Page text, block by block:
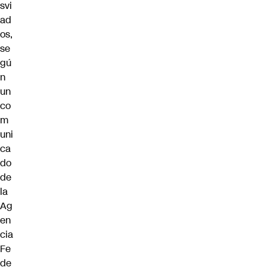
svi
ad
os,
se
gú
n
un
co
m
uni
ca
do
de
la
Ag
en
cia
Fe
de